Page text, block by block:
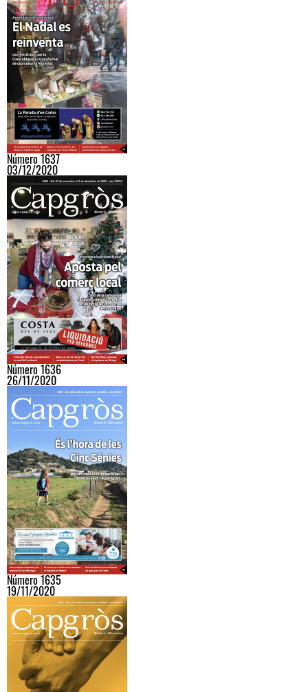
Número 1637
03/12/2020
Número 1636
26/11/2020
Número 1635
19/11/2020